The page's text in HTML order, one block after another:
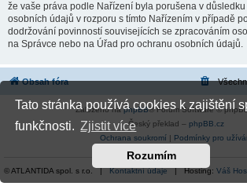
Tato stránka používá cookies k zajištění
funkčnosti. Zjistit více
Rozumím
že vaše práva podle Nařízení byla porušena v
osobních údajů v rozporu s tímto Nařízením v případě
dodržování povinností souvisejících se zpracováním
na Správce nebo na Úřad pro ochranu osobních údajů.
Obsah fóra
Založeno naphpBB® Forum Software ©
Český překlad – phpBB.cz
Ochrana soukromí| Podmínky pro
© ATLANTIDA spol. s r.o. |Kontaktní údaje| Hosting: Váš